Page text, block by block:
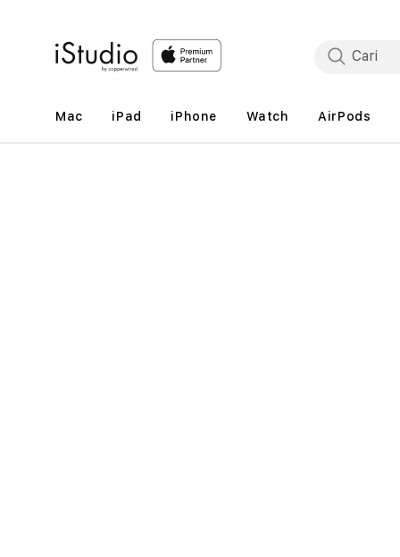
Mac iPad iPhone Watch AirPods